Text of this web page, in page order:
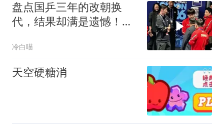
盘点国乒三年的改朝换
代，结果却满是遗憾！，
冷白喵
天空硬糖消